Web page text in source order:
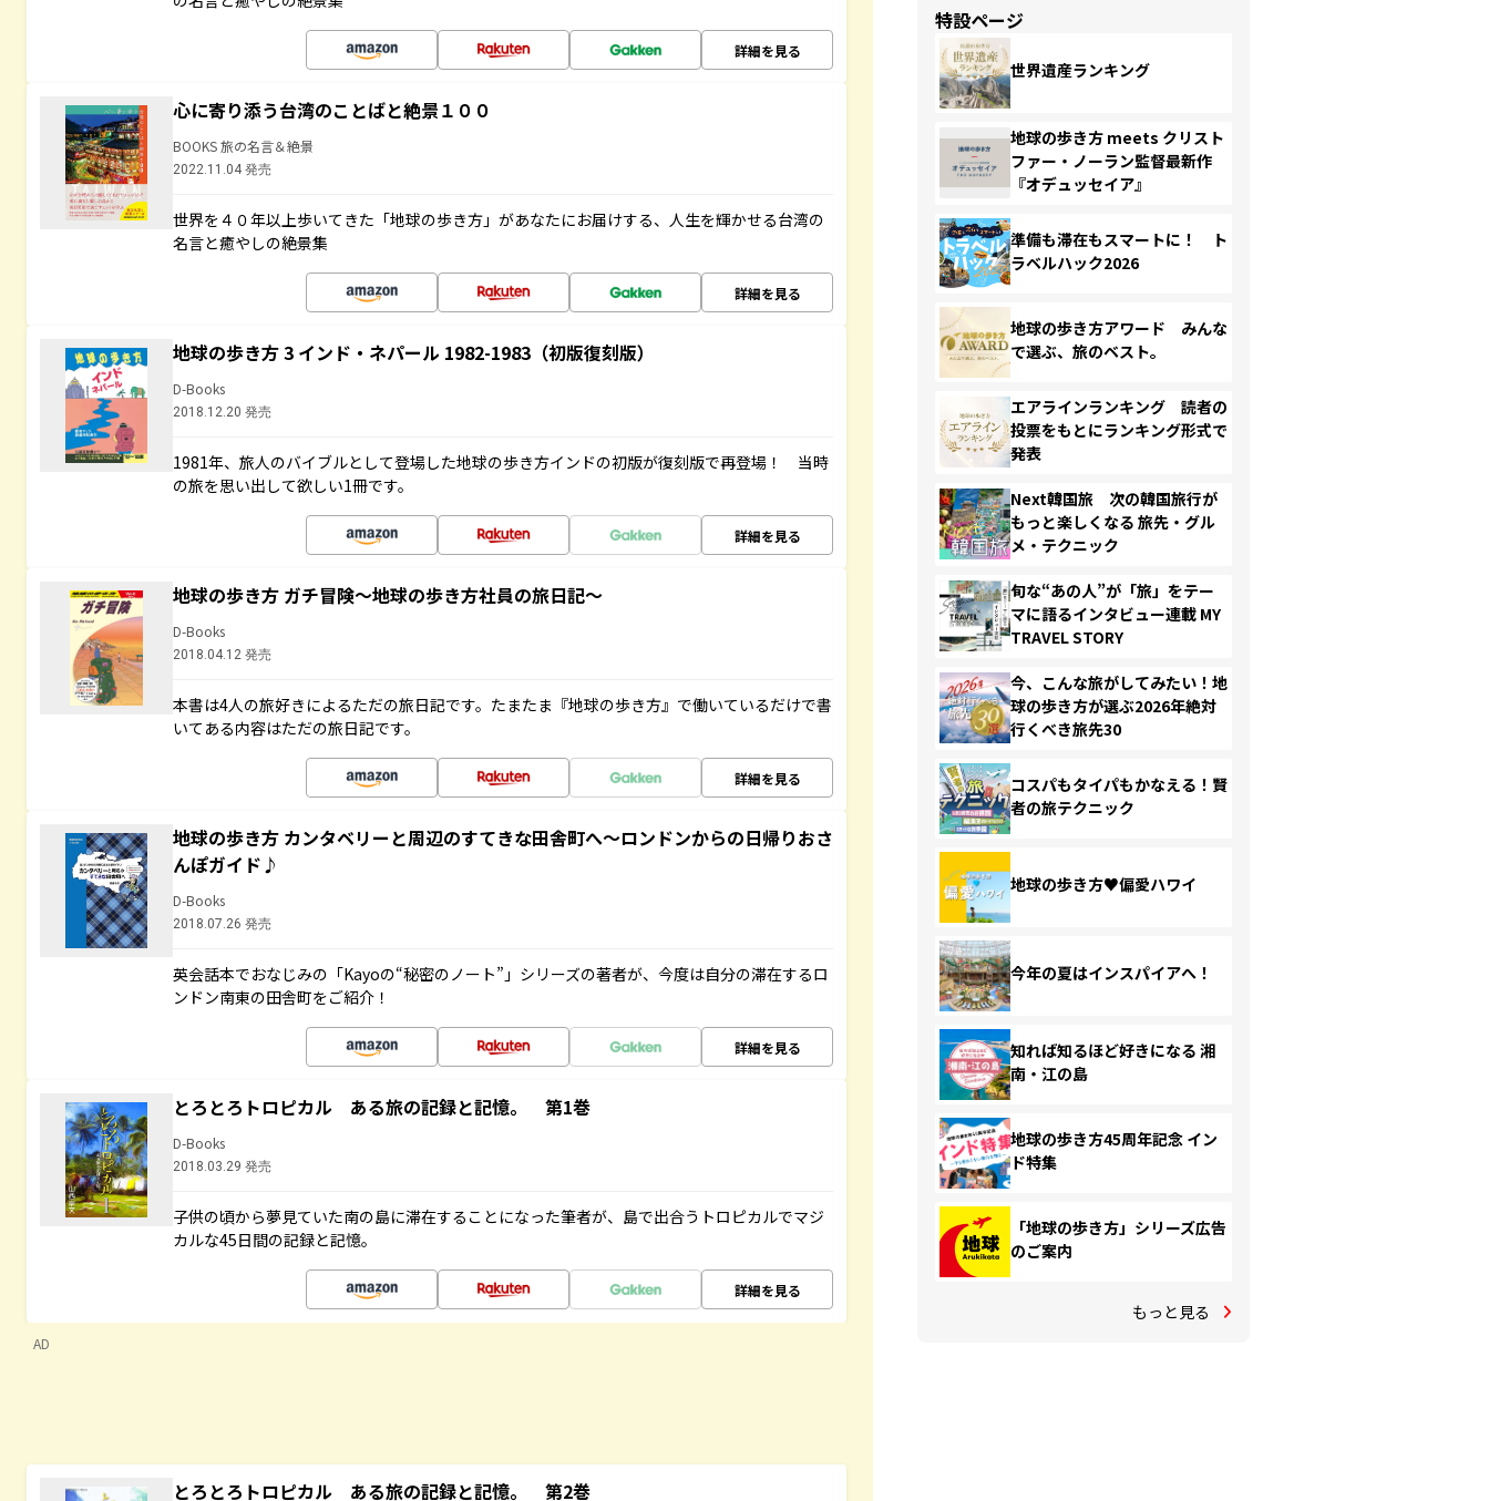
詳細を見る
心に寄り添う台湾のことばと絶景１００
BOOKS 旅の名言＆絶景
2022.11.04 発売
世界を４０年以上歩いてきた「地球の歩き方」があなたにお届けする、人生を輝かせる台湾の
名言と癒やしの絶景集
詳細を見る
地球の歩き方 3 インド・ネパール 1982-1983（初版復刻版）
D-Books
2018.12.20 発売
1981年、旅人のバイブルとして登場した地球の歩き方インドの初版が復刻版で再登場！ 当時
の旅を思い出して欲しい1冊です。
詳細を見る
地球の歩き方 ガチ冒険～地球の歩き方社員の旅日記～
D-Books
2018.04.12 発売
本書は4人の旅好きによるただの旅日記です。たまたま『地球の歩き方』で働いているだけで書
いてある内容はただの旅日記です。
詳細を見る
地球の歩き方 カンタベリーと周辺のすてきな田舎町へ～ロンドンからの日帰りおさ
んぽガイド♪
D-Books
2018.07.26 発売
英会話本でおなじみの「Kayoの“秘密のノート”」シリーズの著者が、今度は自分の滞在するロ
ンドン南東の田舎町をご紹介！
詳細を見る
とろとろトロピカル ある旅の記録と記憶。 第1巻
D-Books
2018.03.29 発売
子供の頃から夢見ていた南の島に滞在することになった筆者が、島で出合うトロピカルでマジ
カルな45日間の記録と記憶。
詳細を見る
AD
とろとろトロピカル ある旅の記録と記憶。 第2巻
特設ページ
世界遺産ランキング
地球の歩き方 meets クリスト
ファー・ノーラン監督最新作
『オデュッセイア』
準備も滞在もスマートに！ ト
ラベルハック2026
地球の歩き方アワード みんな
で選ぶ、旅のベスト。
エアラインランキング 読者の
投票をもとにランキング形式で
発表
Next韓国旅 次の韓国旅行が
もっと楽しくなる 旅先・グル
メ・テクニック
旬な“あの人”が「旅」をテー
マに語るインタビュー連載 MY
TRAVEL STORY
今、こんな旅がしてみたい！地
球の歩き方が選ぶ2026年絶対
行くべき旅先30
コスパもタイパもかなえる！賢
者の旅テクニック
地球の歩き方♥偏愛ハワイ
今年の夏はインスパイアへ！
知れば知るほど好きになる 湘
南・江の島
地球の歩き方45周年記念 イン
ド特集
「地球の歩き方」シリーズ広告
のご案内
もっと見る